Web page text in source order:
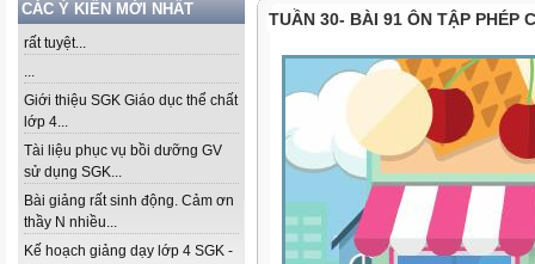
CÁC Ý KIẾN MỚI NHẤT
rất tuyệt...
...
Giới thiệu SGK Giáo dục thể chất
lớp 4...
Tài liệu phục vụ bồi dưỡng GV
sử dụng SGK...
Bài giảng rất sinh động. Cảm ơn
thầy N nhiều...
Kế hoạch giảng dạy lớp 4 SGK -
TUẦN 30- BÀI 91 ÔN TẬP PHÉP